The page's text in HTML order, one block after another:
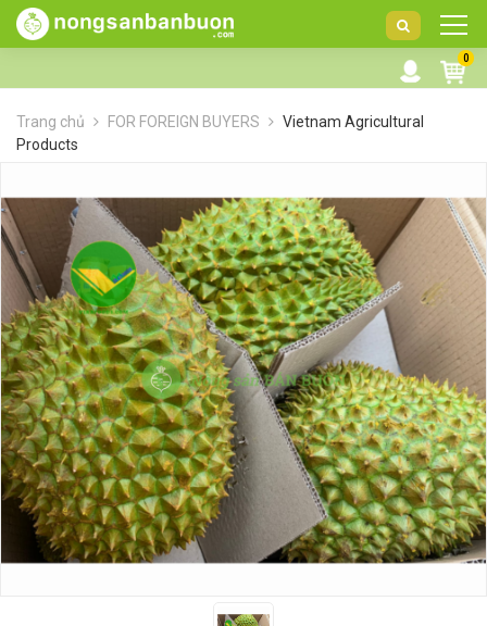
0
DANH
MỤC
Trang chủ FOR FOREIGN BUYERS
Vietnam Agricultural
Products